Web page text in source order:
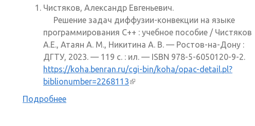
Чистяков, Александр Евгеньевич.
Решение задач диффузии-конвекции на языке
программирования C++ : учебное пособие / Чистяков
А.Е., Атаян А. М., Никитина А. В. — Ростов-на-Дону :
ДГТУ, 2023. — 119 с. : ил. — ISBN 978-5-6050120-9-2.
https://koha.benran.ru/cgi-bin/koha/opac-detail.pl?
biblionumber=2268113(внешняя ссылка)
Подробнее